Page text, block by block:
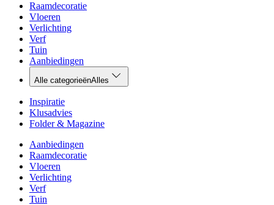
Raamdecoratie
Vloeren
Verlichting
Verf
Tuin
Aanbiedingen
Alle categorieënAlles
Inspiratie
Klusadvies
Folder & Magazine
Aanbiedingen
Raamdecoratie
Vloeren
Verlichting
Verf
Tuin